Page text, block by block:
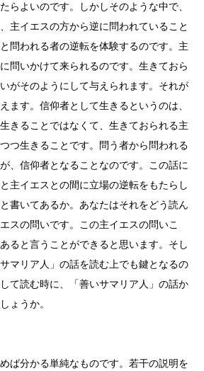
らよいのです。しかしそのような中で、
主イエスの方から逆に問われていること
問われる者の逆転を体験するのです。主
問いかけて来られるのです。生きておら
がそのようにして与えられます。それが
ます。信仰者として生きるというのは、
きることではなくて、生きておられる主
つ生きることです。問う者から問われる
、信仰者となることなのです。この話に
主イエスとの間に立場の逆転をもたらし
書いてあるか。あなたはそれをどう読ん
スの問いです。この主イエスの問いこ
ると言うことができると思います。そし
マリア人」の話を読む上でも鍵となるの
て読む時に、「善いサマリア人」の話か
ょうか。
ば分かる単純なものです。若干の説明を